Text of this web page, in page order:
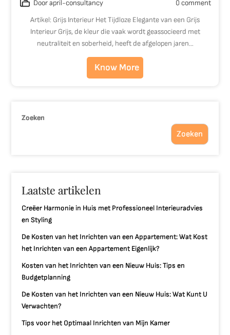
Door april-consultancy
0 comment
Artikel: Grijs Interieur Het Tijdloze Elegante van een Grijs
Interieur Grijs, de kleur die vaak wordt geassocieerd met
neutraliteit en soberheid, heeft de afgelopen jaren…
Know More
Zoeken
Zoeken
Laatste artikelen
Creëer Harmonie in Huis met Professioneel Interieuradvies
en Styling
De Kosten van het Inrichten van een Appartement: Wat Kost
het Inrichten van een Appartement Eigenlijk?
Kosten van het Inrichten van een Nieuw Huis: Tips en
Budgetplanning
De Kosten van het Inrichten van een Nieuw Huis: Wat Kunt U
Verwachten?
Tips voor het Optimaal Inrichten van Mijn Kamer